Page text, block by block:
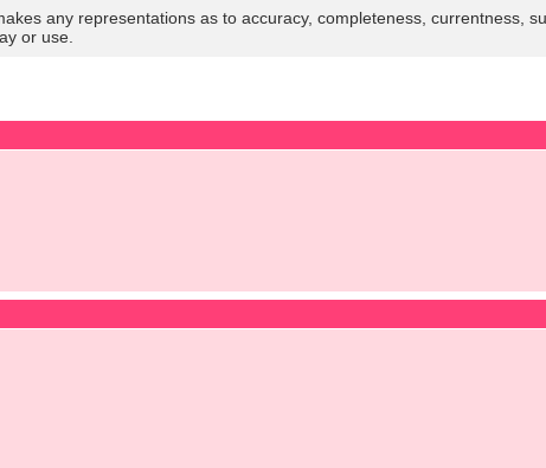
any representations as to accuracy, completeness, currentness,
or use.